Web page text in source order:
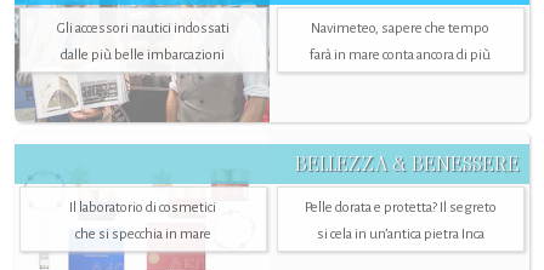
Gli accessori nautici indossati
dalle più belle imbarcazioni
Navimeteo, sapere che tempo
farà in mare conta ancora di più
BELLEZZA & BENESSERE
Il laboratorio di cosmetici
che si specchia in mare
Pelle dorata e protetta? Il segreto
si cela in un’antica pietra Inca